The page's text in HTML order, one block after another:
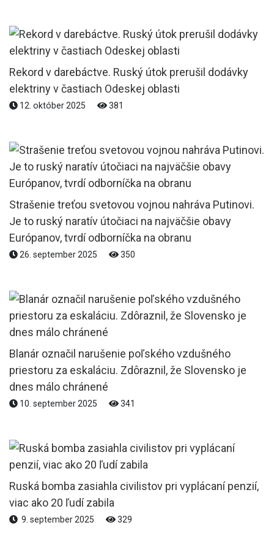
Rekord v darebáctve. Ruský útok prerušil dodávky
elektriny v častiach Odeskej oblasti
12. október 2025 381
Strašenie treťou svetovou vojnou nahráva Putinovi.
Je to ruský naratív útočiaci na najväčšie obavy
Európanov, tvrdí odborníčka na obranu
26. september 2025 350
Blanár označil narušenie poľského vzdušného
priestoru za eskaláciu. Zdôraznil, že Slovensko je
dnes málo chránené
10. september 2025 341
Ruská bomba zasiahla civilistov pri vyplácaní penzií,
viac ako 20 ľudí zabila
9. september 2025 329